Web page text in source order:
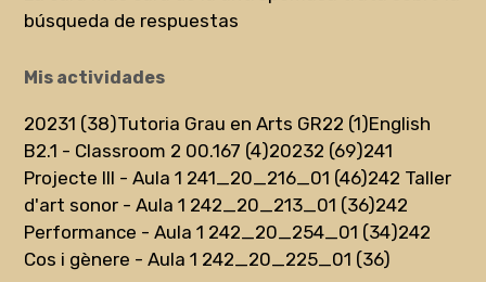
búsqueda de respuestas
Mis actividades
20231 (38)Tutoria Grau en Arts GR22 (1)English
B2.1 - Classroom 2 00.167 (4)20232 (69)241
Projecte III - Aula 1 241_20_216_01 (46)242 Taller
d'art sonor - Aula 1 242_20_213_01 (36)242
Performance - Aula 1 242_20_254_01 (34)242
Cos i gènere - Aula 1 242_20_225_01 (36)